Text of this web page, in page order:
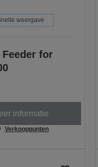
weergave
Feeder for
informatie
Verkooppunten